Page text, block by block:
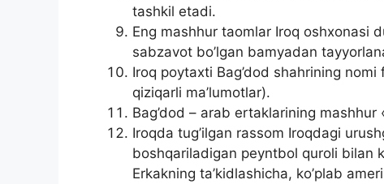
tashkil etadi.
Eng mashhur taomlar Iroq oshxonasi
sabzavot bo’lgan bamyadan
Iroq poytaxti Bag’dod shahrining nomi
qiziqarli ma’lumotlar).
Bag’dod – arab ertaklarining
Iroqda tug’ilgan rassom Iroqdagi
boshqariladigan peyntbol quroli bilan
Erkakning ta’kidlashicha, ko’plab